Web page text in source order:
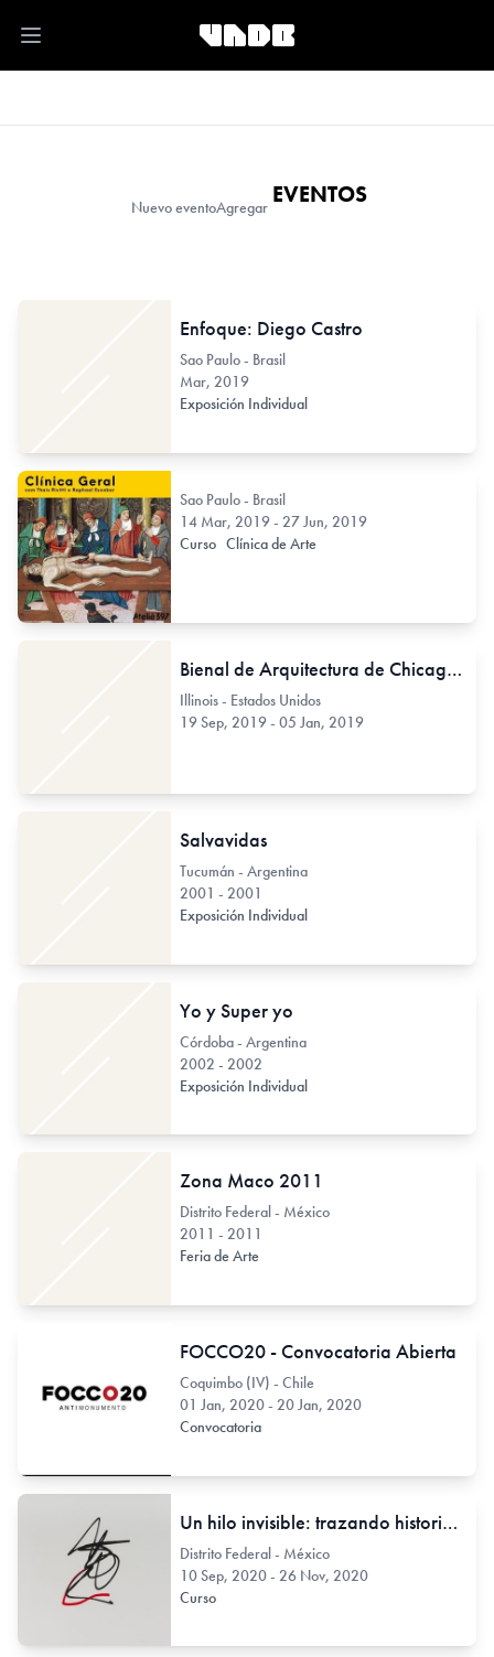
Open main menu
Nuevo eventoAgregar EVENTOS
Enfoque: Diego Castro
Sao Paulo - Brasil
Mar, 2019
Exposición Individual
Sao Paulo - Brasil
14 Mar, 2019 - 27 Jun, 2019
Curso Clínica de Arte
Bienal de Arquitectura de Chicago 2019
Illinois - Estados Unidos
19 Sep, 2019 - 05 Jan, 2019
Salvavidas
Tucumán - Argentina
2001 - 2001
Exposición Individual
Yo y Super yo
Córdoba - Argentina
2002 - 2002
Exposición Individual
Zona Maco 2011
Distrito Federal - México
2011 - 2011
Feria de Arte
FOCCO20 - Convocatoria Abierta
Coquimbo (IV) - Chile
01 Jan, 2020 - 20 Jan, 2020
Convocatoria
Un hilo invisible: trazando historias de arte y feminismo en América Latina
Distrito Federal - México
10 Sep, 2020 - 26 Nov, 2020
Curso